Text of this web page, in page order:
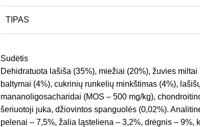
TIPAS
Sudėtis
Dehidratuota lašiša (35%), miežiai (20%), žuvies
baltymai (4%), cukrinių runkelių minkštimas (4%),
mananoligosacharidai (MOS – 500 mg/kg),
šeriuotoji juka, džiovintos spanguolės (0,02%).
pelenai – 7,5%, žalia ląsteliena – 3,2%, drėgnis – 9%,